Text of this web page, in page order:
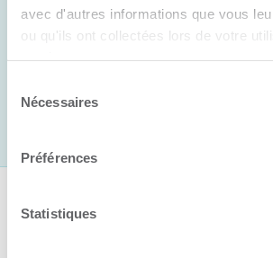
avec d'autres informations que vous
ou qu'ils ont collectées lors de votre
Nécessaires
Préférences
Statistiques
Suivez-nous